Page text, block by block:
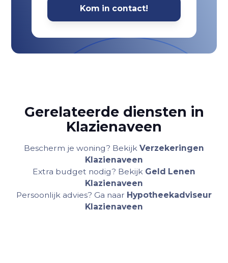
Gerelateerde diensten in
Klazienaveen
Bescherm je woning? Bekijk Verzekeringen
Klazienaveen
Extra budget nodig? Bekijk Geld Lenen
Klazienaveen
Persoonlijk advies? Ga naar Hypotheekadviseur
Klazienaveen